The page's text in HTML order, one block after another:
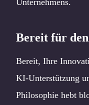
Bereit für
Bereit, Ihre
KI-Unterstützung
Philosophie hebt